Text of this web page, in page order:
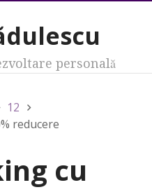
personală
12
reducere
cu